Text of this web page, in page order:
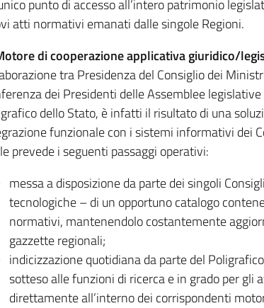
punto di accesso all’intero patrimonio
atti normativi emanati dalle singole Regioni.
di cooperazione applicativa giuridico/
tra Presidenza del Consiglio dei
dei Presidenti delle Assemblee
dello Stato, è infatti il risultato di una
funzionale con i sistemi informativi dei
prevede i seguenti passaggi operativi:
messa a disposizione da parte dei singoli
tecnologiche – di un opportuno catalogo
normativi, mantenendolo costantemente
gazzette regionali;
indicizzazione quotidiana da parte del
sotteso alle funzioni di ricerca e in grado per
direttamente all’interno dei corrispondenti